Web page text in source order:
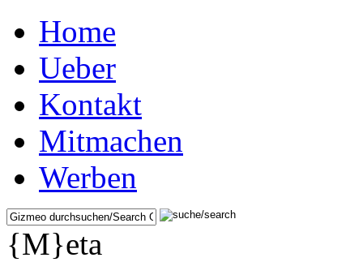
Home
Ueber
Kontakt
Mitmachen
Werben
{M}eta